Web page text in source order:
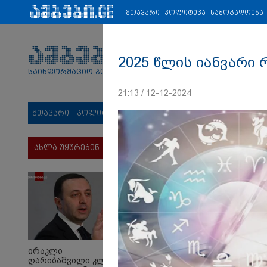
პარტნიორები: ახალი ამბები ეკონომიკა ვიდეო
საინფორმაციო პორტალი
მთავარი პოლიტიკა საზოგადოება სამართალი
ახლა უყურებენ
ირაკლი
ღარიბაშვილი კლინიკაში
მთავარი პოლიტიკა საზოგადოება
2025 წლის
21:13 / 12-12-2024